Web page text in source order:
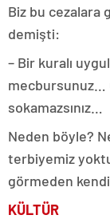
Biz bu cezalara
demişti:
– Bir kuralı
mecbursunuz…
sokamazsınız…
Neden böyle?
terbiyemiz
görmeden
KÜLTÜR